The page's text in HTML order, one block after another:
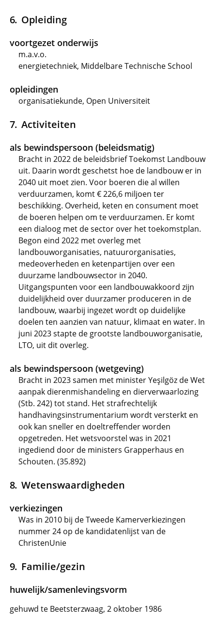
Opleiding
voortgezet onderwijs
m.a.v.o.
energietechniek, Middelbare Technische School
opleidingen
organisatiekunde, Open Universiteit
Activiteiten
als bewindspersoon (beleidsmatig)
Bracht in 2022 de beleidsbrief Toekomst Landbouw
uit. Daarin wordt geschetst hoe de landbouw er in
2040 uit moet zien. Voor boeren die al willen
verduurzamen, komt € 226,6 miljoen ter
beschikking. Overheid, keten en consument moet
de boeren helpen om te verduurzamen. Er komt
een dialoog met de sector over het toekomstplan.
Begon eind 2022 met overleg met
landbouworganisaties, natuurorganisaties,
medeoverheden en ketenpartijen over een
duurzame landbouwsector in 2040.
Uitgangspunten voor een landbouwakkoord zijn
duidelijkheid over duurzamer produceren in de
landbouw, waarbij ingezet wordt op duidelijke
doelen ten aanzien van natuur, klimaat en water. In
juni 2023 stapte de grootste landbouworganisatie,
LTO, uit dit overleg.
als bewindspersoon (wetgeving)
Bracht in 2023 samen met minister Yeşilgöz de Wet
aanpak dierenmishandeling en dierverwaarlozing
(Stb. 242) tot stand. Het strafrechtelijk
handhavingsinstrumentarium wordt versterkt en
ook kan sneller en doeltreffender worden
opgetreden. Het wetsvoorstel was in 2021
ingediend door de ministers Grapperhaus en
Schouten. (35.892)
Wetenswaardigheden
verkiezingen
Was in 2010 bij de Tweede Kamerverkiezingen
nummer 24 op de kandidatenlijst van de
ChristenUnie
Familie/gezin
huwelijk/samenlevingsvorm
gehuwd te Beetsterzwaag, 2 oktober 1986